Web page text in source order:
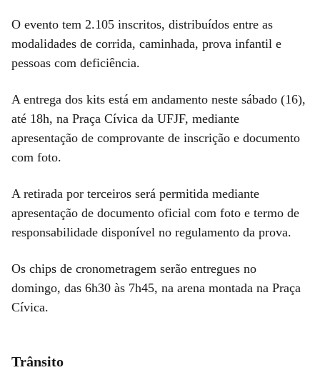
O evento tem 2.105 inscritos, distribuídos entre as
modalidades de corrida, caminhada, prova infantil e
pessoas com deficiência.
A entrega dos kits está em andamento neste sábado (16),
até 18h, na Praça Cívica da UFJF, mediante
apresentação de comprovante de inscrição e documento
com foto.
A retirada por terceiros será permitida mediante
apresentação de documento oficial com foto e termo de
responsabilidade disponível no regulamento da prova.
Os chips de cronometragem serão entregues no
domingo, das 6h30 às 7h45, na arena montada na Praça
Cívica.
Trânsito